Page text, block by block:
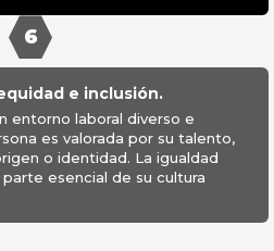
6
e inclusión.
entorno laboral diverso e
es valorada por su talento,
o identidad. La igualdad
esencial de su cultura